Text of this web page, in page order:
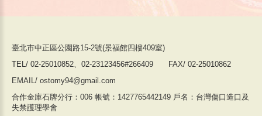
臺北市中正區公園路15-2號(景福館四樓409室)
TEL/ 02-25010852、02-23123456#266409 FAX/ 02-25010862
EMAIL/ ostomy94@gmail.com
合作金庫石牌分行：006 帳號：1427765442149 戶名：台灣傷口造口及
失禁護理學會